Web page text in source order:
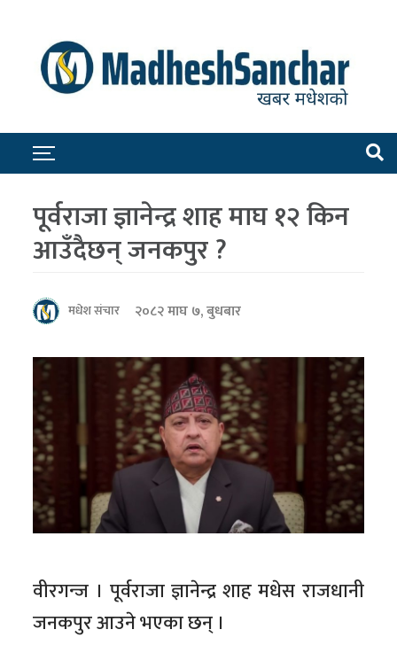
पूर्वराजा ज्ञानेन्द्र शाह माघ १२ किन
आउँदैछन् जनकपुर ?
मधेश संचार २०८२ माघ ७, बुधबार
वीरगन्ज । पूर्वराजा ज्ञानेन्द्र शाह मधेस राजधानी
जनकपुर आउने भएका छन् ।